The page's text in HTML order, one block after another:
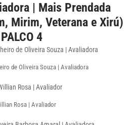
| Mais Prendada
Mirim, Veterana e Xirú)
4
de Oliveira Souza | Avaliadora
Rosa | Avaliador